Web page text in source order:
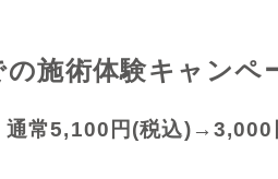
の施術体験キャンペ
通常5,100円(税込)→3,000